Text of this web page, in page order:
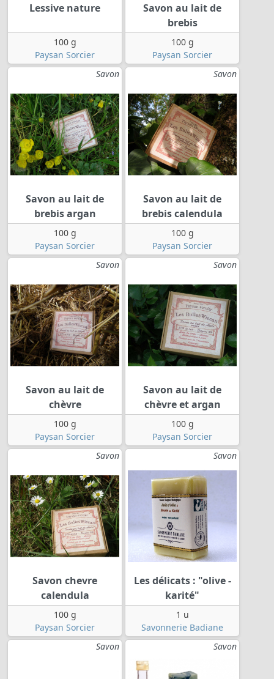
Lessive nature
100 g
Paysan Sorcier
Savon au lait de
brebis
100 g
Paysan Sorcier
Savon
Savon au lait de
brebis argan
100 g
Paysan Sorcier
Savon
Savon au lait de
brebis calendula
100 g
Paysan Sorcier
Savon
Savon au lait de
chèvre
100 g
Paysan Sorcier
Savon
Savon au lait de
chèvre et argan
100 g
Paysan Sorcier
Savon
Savon chevre
calendula
100 g
Paysan Sorcier
Savon
Les délicats : "olive -
karité"
1 u
Savonnerie Badiane
Savon
Savon